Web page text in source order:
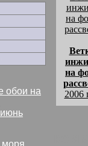
обои на
на
2006